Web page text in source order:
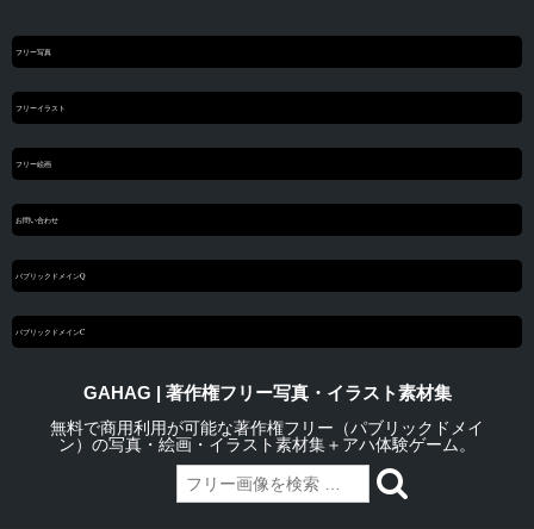
フリー写真
フリーイラスト
フリー絵画
お問い合わせ
パブリックドメインQ
パブリックドメインC
GAHAG | 著作権フリー写真・イラスト素材集
無料で商用利用が可能な著作権フリー（パブリックドメイ
ン）の写真・絵画・イラスト素材集＋アハ体験ゲーム。